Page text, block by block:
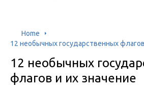
Home
12 необычных государственных
12 необычных
флагов и их значение